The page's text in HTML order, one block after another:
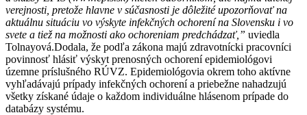
verejnosti, pretože hlavne v súčasnosti je dôležité upozorňovať na
aktuálnu situáciu vo výskyte infekčných ochorení na Slovensku i vo
svete a tiež na možnosti ako ochoreniam predchádzať,” uviedla
Tolnayová.Dodala, že podľa zákona majú zdravotnícki pracovníci
povinnosť hlásiť výskyt prenosných ochorení epidemiológovi
územne príslušného RÚVZ. Epidemiológovia okrem toho aktívne
vyhľadávajú prípady infekčných ochorení a priebežne nahadzujú
všetky získané údaje o každom individuálne hlásenom prípade do
databázy systému.